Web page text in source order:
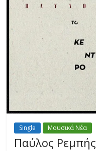
Single Μουσικά Νέα
Παύλος Ρεμπής